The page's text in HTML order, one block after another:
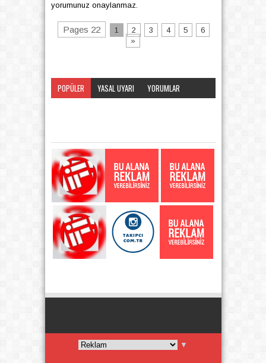
yorumunuz onaylanmaz.
Pages 22 1 2 3 4 5
6
»
POPÜLER YASAL UYARI
YORUMLAR
▼